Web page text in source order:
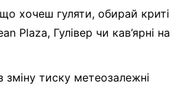
хочеш гуляти, обирай криті
Plaza, Гулівер чи кав’ярні на
зміну тиску метеозалежні